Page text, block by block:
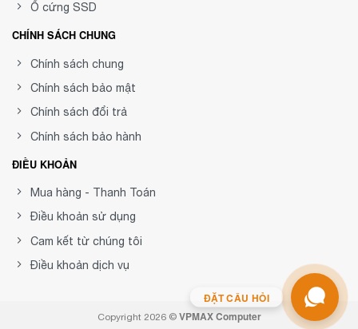
Ổ cứng SSD
CHÍNH SÁCH CHUNG
Chính sách chung
Chính sách bảo mật
Chính sách đổi trả
Chính sách bảo hành
ĐIỀU KHOẢN
Mua hàng - Thanh Toán
Điều khoản sử dụng
Cam kết từ chúng tôi
Điều khoản dịch vụ
Copyright 2026 © VPMAX Computer
ĐẶT CÂU HỎI